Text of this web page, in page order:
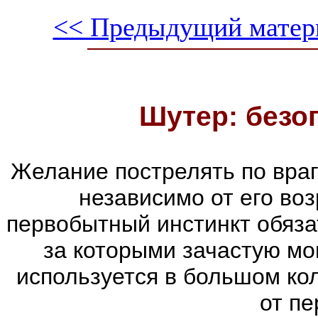
<< Предыдущий
Шутер:
Желание пострелять по
независимо от его
первобытный инстинкт
за которыми зачастую
используется в большом
от